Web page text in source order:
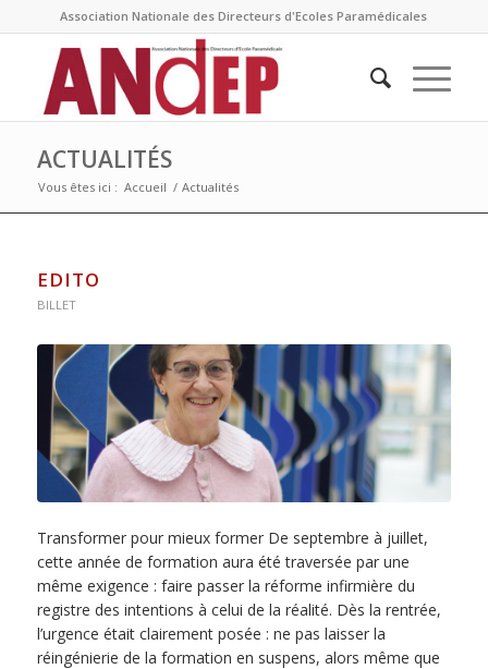
Association Nationale des Directeurs d'Ecoles Paramédicales
ACTUALITÉS
Vous êtes ici : Accueil / Actualités
EDITO
BILLET
Transformer pour mieux former De septembre à juillet,
cette année de formation aura été traversée par une
même exigence : faire passer la réforme infirmière du
registre des intentions à celui de la réalité. Dès la rentrée,
l’urgence était clairement posée : ne pas laisser la
réingénierie de la formation en suspens, alors même que